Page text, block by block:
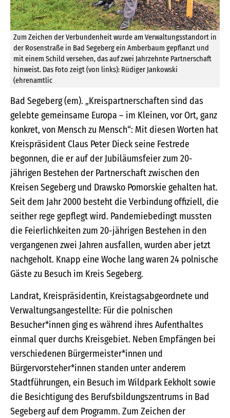
Zum Zeichen der Verbundenheit wurde am Verwaltungsstandort in
der Rosenstraße in Bad Segeberg ein Amberbaum gepflanzt und
mit einem Schild versehen, das auf zwei Jahrzehnte Partnerschaft
hinweist. Das Foto zeigt (von links): Rüdiger Jankowski
(ehrenamtlic
Bad Segeberg (em). „Kreispartnerschaften sind das
gelebte gemeinsame Europa – im Kleinen, vor Ort, ganz
konkret, von Mensch zu Mensch“: Mit diesen Worten hat
Kreispräsident Claus Peter Dieck seine Festrede
begonnen, die er auf der Jubiläumsfeier zum 20-
jährigen Bestehen der Partnerschaft zwischen den
Kreisen Segeberg und Drawsko Pomorskie gehalten hat.
Seit dem Jahr 2000 besteht die Verbindung offiziell, die
seither rege gepflegt wird. Pandemiebedingt mussten
die Feierlichkeiten zum 20-jährigen Bestehen in den
vergangenen zwei Jahren ausfallen, wurden aber jetzt
nachgeholt. Knapp eine Woche lang waren 24 polnische
Gäste zu Besuch im Kreis Segeberg.
Landrat, Kreispräsidentin, Kreistagsabgeordnete und
Verwaltungsangestellte: Für die polnischen
Besucher*innen ging es während ihres Aufenthaltes
einmal quer durchs Kreisgebiet. Neben Empfängen bei
verschiedenen Bürgermeister*innen und
Bürgervorsteher*innen standen unter anderem
Stadtführungen, ein Besuch im Wildpark Eekholt sowie
die Besichtigung des Berufsbildungszentrums in Bad
Segeberg auf dem Programm. Zum Zeichen der